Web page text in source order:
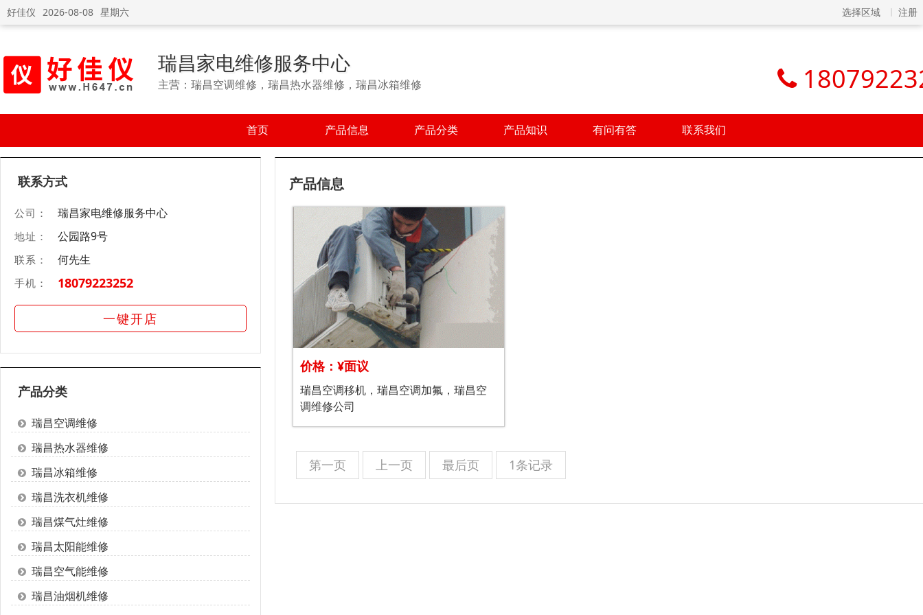
好佳仪 2026-08-08 星期六 选择区域 注册
瑞昌家电维修服务中心
主营：瑞昌空调维修，瑞昌热水器维修，瑞昌冰箱维修
首页 产品信息 产品分类 产品知识 有问有答 联系我们
联系方式
公司： 瑞昌家电维修服务中心
地址： 公园路9号
联系： 何先生
手机： 18079223252
一键开店
产品分类
瑞昌空调维修
瑞昌热水器维修
瑞昌冰箱维修
瑞昌洗衣机维修
瑞昌煤气灶维修
瑞昌太阳能维修
瑞昌空气能维修
瑞昌油烟机维修
产品信息
价格：¥面议
瑞昌空调移机，瑞昌空调加氟，瑞昌空
调维修公司
第一页 上一页 最后页 1条记录